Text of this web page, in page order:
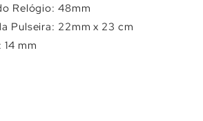
Relógio: 48mm
Pulseira: 22mm x 23 cm
14 mm